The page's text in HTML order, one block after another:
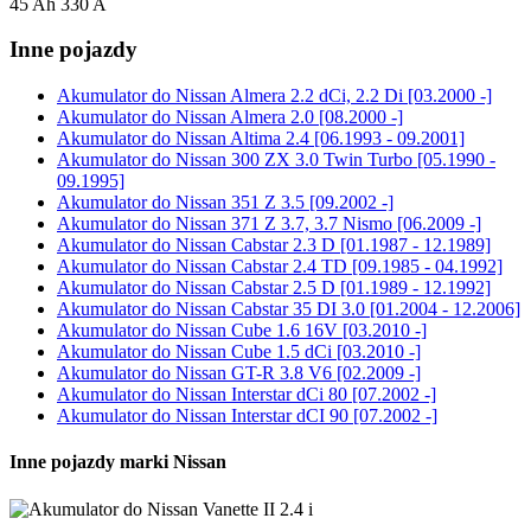
Inne pojazdy
Akumulator do Nissan Almera 2.2 dCi, 2.2 Di [03.2000 -]
Akumulator do Nissan Almera 2.0 [08.2000 -]
Akumulator do Nissan Altima 2.4 [06.1993 - 09.2001]
Akumulator do Nissan 300 ZX 3.0 Twin Turbo [05.1990 -
09.1995]
Akumulator do Nissan 351 Z 3.5 [09.2002 -]
Akumulator do Nissan 371 Z 3.7, 3.7 Nismo [06.2009 -]
Akumulator do Nissan Cabstar 2.3 D [01.1987 - 12.1989]
Akumulator do Nissan Cabstar 2.4 TD [09.1985 - 04.1992]
Akumulator do Nissan Cabstar 2.5 D [01.1989 - 12.1992]
Akumulator do Nissan Cabstar 35 DI 3.0 [01.2004 - 12.2006]
Akumulator do Nissan Cube 1.6 16V [03.2010 -]
Akumulator do Nissan Cube 1.5 dCi [03.2010 -]
Akumulator do Nissan GT-R 3.8 V6 [02.2009 -]
Akumulator do Nissan Interstar dCi 80 [07.2002 -]
Akumulator do Nissan Interstar dCI 90 [07.2002 -]
Inne pojazdy marki Nissan